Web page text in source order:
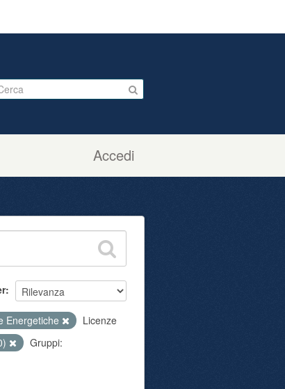
Accedi
Energetiche
Licenze
Gruppi: